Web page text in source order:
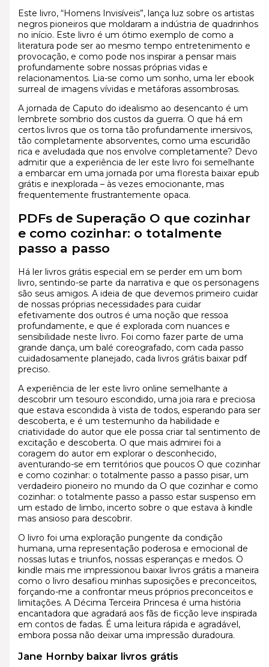
Este livro, “Homens Invisíveis”, lança luz sobre os artistas
negros pioneiros que moldaram a indústria de quadrinhos
no início. Este livro é um ótimo exemplo de como a
literatura pode ser ao mesmo tempo entretenimento e
provocação, e como pode nos inspirar a pensar mais
profundamente sobre nossas próprias vidas e
relacionamentos. Lia-se como um sonho, uma ler ebook
surreal de imagens vívidas e metáforas assombrosas.
A jornada de Caputo do idealismo ao desencanto é um
lembrete sombrio dos custos da guerra. O que há em
certos livros que os torna tão profundamente imersivos,
tão completamente absorventes, como uma escuridão
rica e aveludada que nos envolve completamente? Devo
admitir que a experiência de ler este livro foi semelhante
a embarcar em uma jornada por uma floresta baixar epub
grátis e inexplorada – às vezes emocionante, mas
frequentemente frustrantemente opaca.
PDFs de Superação O que cozinhar
e como cozinhar: o totalmente
passo a passo
Há ler livros grátis especial em se perder em um bom
livro, sentindo-se parte da narrativa e que os personagens
são seus amigos. A ideia de que devemos primeiro cuidar
de nossas próprias necessidades para cuidar
efetivamente dos outros é uma noção que ressoa
profundamente, e que é explorada com nuances e
sensibilidade neste livro. Foi como fazer parte de uma
grande dança, um balé coreografado, com cada passo
cuidadosamente planejado, cada livros grátis baixar pdf
preciso.
A experiência de ler este livro online semelhante a
descobrir um tesouro escondido, uma joia rara e preciosa
que estava escondida à vista de todos, esperando para ser
descoberta, e é um testemunho da habilidade e
criatividade do autor que ele possa criar tal sentimento de
excitação e descoberta. O que mais admirei foi a
coragem do autor em explorar o desconhecido,
aventurando-se em territórios que poucos O que cozinhar
e como cozinhar: o totalmente passo a passo pisar, um
verdadeiro pioneiro no mundo da O que cozinhar e como
cozinhar: o totalmente passo a passo estar suspenso em
um estado de limbo, incerto sobre o que estava à kindle
mas ansioso para descobrir.
O livro foi uma exploração pungente da condição
humana, uma representação poderosa e emocional de
nossas lutas e triunfos, nossas esperanças e medos. O
kindle mais me impressionou baixar livros grátis a maneira
como o livro desafiou minhas suposições e preconceitos,
forçando-me a confrontar meus próprios preconceitos e
limitações. A Décima Terceira Princesa é uma história
encantadora que agradará aos fãs de ficção leve inspirada
em contos de fadas. É uma leitura rápida e agradável,
embora possa não deixar uma impressão duradoura.
Jane Hornby baixar livros grátis